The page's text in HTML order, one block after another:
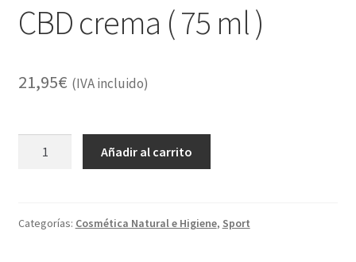
CBD crema ( 75 ml )
21,95€ (IVA incluido)
ml
Añadir al carrito
Categorías: Cosmética Natural e Higiene, Sport